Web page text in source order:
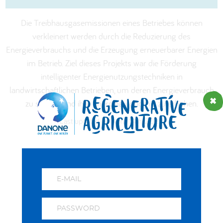
العربية
Die Treibhausgasemissionen eines Betriebes können
verkleinert werden durch die Reduzierung des
Energieverbrauchs und die Erzeugung erneuerbarer Energien
im Betrieb. Ziel dieses Projekts war die Förderung
intelligenter Energienutzungstechniken in
landwirtschaftlichen Betrieben, um deren Energieverbrauch
zu senken und ihre Energieautonomie zu erhöhen.
Last updated on April 14th, 2022
Ein Beitrag des Danone Ecosystem Fund